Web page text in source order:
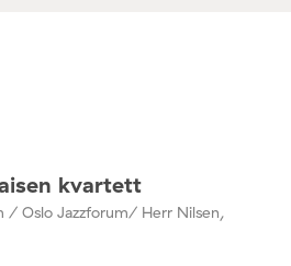
kvartett
/ Oslo Jazzforum/ Herr Nilsen,